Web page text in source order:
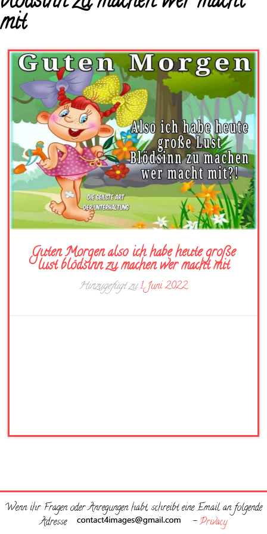
mit
Guten Morgen also ich habe heute große
lust blödsinn zu machen wer macht mit
Hinzugefügt zu1. Juni 2022
Wenn ihr Fragen oder Anregungen habt, schreibt eine Email an folgende
Adresse
-Privacy